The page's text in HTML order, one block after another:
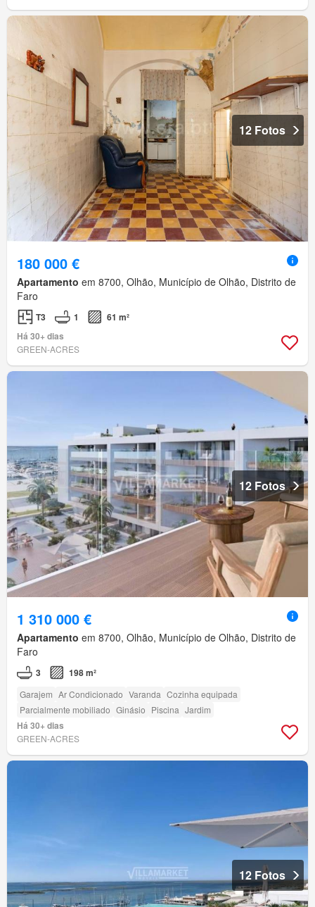
12 Fotos
180 000 €
Apartamento em 8700, Olhão, Município de Olhão, Distrito de
Faro
T3 1
61 m²
Há 30+ dias
GREEN-ACRES
12 Fotos
1 310 000 €
Apartamento em 8700, Olhão, Município de Olhão, Distrito de
Faro
3 198 m²
Garajem Ar Condicionado Varanda Cozinha equipada
Parcialmente mobiliado Ginásio Piscina Jardim
Há 30+ dias
GREEN-ACRES
12 Fotos